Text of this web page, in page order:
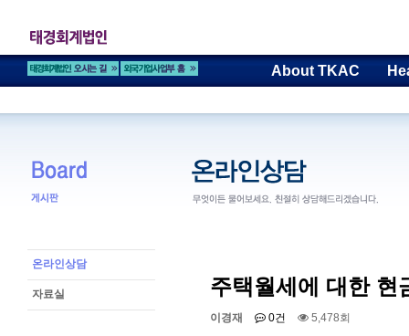
About TKAC
온라인상담
자료실 주택월세에 대한 현
이경재 0건 5,478회